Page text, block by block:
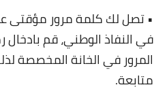
• تصل لك كلمة مرور مؤقتى
في النفاذ الوطني، قم
المرور في الخانة المخصصة
متابعة.